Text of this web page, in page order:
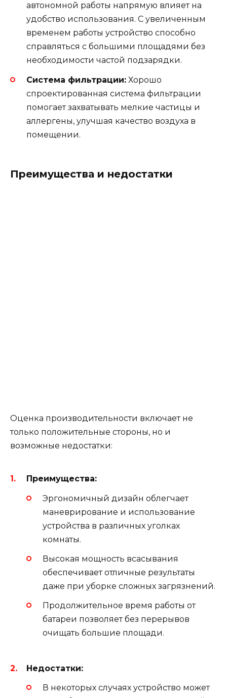
автономной работы напрямую влияет на
удобство использования. С увеличенным
временем работы устройство способно
справляться с большими площадями без
необходимости частой подзарядки.
Система фильтрации: Хорошо
спроектированная система фильтрации
помогает захватывать мелкие частицы и
аллергены, улучшая качество воздуха в
помещении.
Преимущества и недостатки
Оценка производительности включает не
только положительные стороны, но и
возможные недостатки:
Преимущества:
Эргономичный дизайн облегчает
маневрирование и использование
устройства в различных уголках
комнаты.
Высокая мощность всасывания
обеспечивает отличные результаты
даже при уборке сложных загрязнений.
Продолжительное время работы от
батареи позволяет без перерывов
очищать большие площади.
Недостатки:
В некоторых случаях устройство может